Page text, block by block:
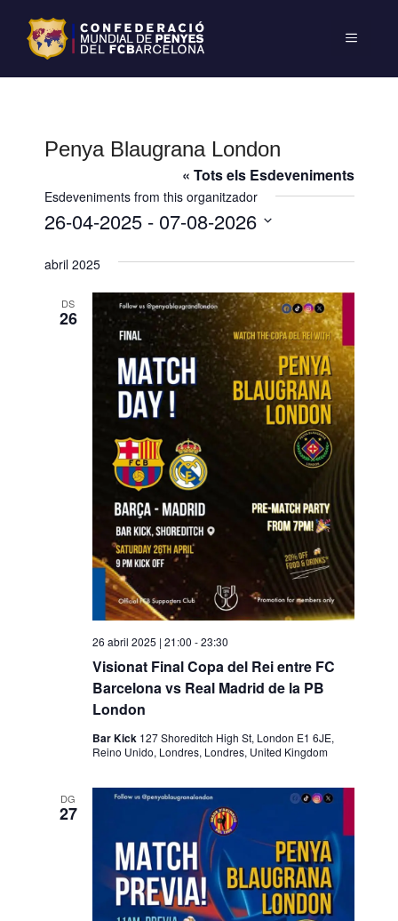
Penya Blaugrana London
« Tots els Esdeveniments
Esdeveniments from this organitzador
26-04-2025 - 07-08-2026
e
abril 2025
DS
26
Visionat Final Copa del Rei entre FC
Barcelona vs Real Madrid de la PB
London
26 abril 2025 | 21:00 -23:30
Bar Kick 127 Shoreditch High St, London E1 6JE,
Reino Unido, Londres, Londres, United Kingdom
DG
27